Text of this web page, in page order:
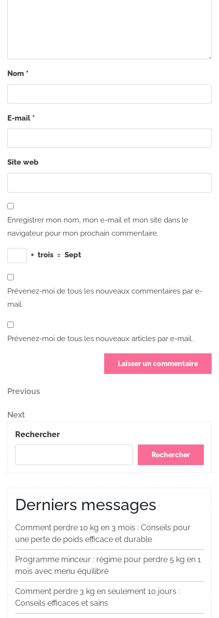
Nom *
E-mail *
Site web
Enregistrer mon nom, mon e-mail et mon site dans le
navigateur pour mon prochain commentaire.
+ trois = Sept
Prévenez-moi de tous les nouveaux commentaires par e-
mail.
Prévenez-moi de tous les nouveaux articles par e-mail.
Navigation
de
l’article
Previous
Previous
Next
Post
Next
Rechercher
Rechercher
Derniers messages
Comment perdre 10 kg en 3 mois : Conseils pour
une perte de poids efficace et durable
Programme minceur : régime pour perdre 5 kg en 1
mois avec menu équilibré
Comment perdre 3 kg en seulement 10 jours :
Conseils efficaces et sains